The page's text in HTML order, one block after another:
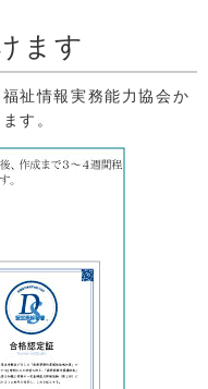
ます
祉情報実務能力協会か
す。